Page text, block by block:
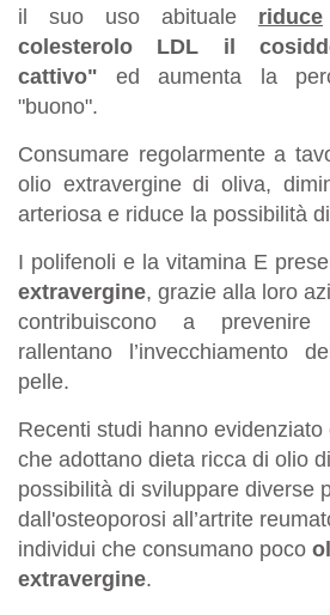
il suo uso abituale riduce
colesterolo LDL il
cattivo" ed aumenta la
"buono".
Consumare regolarmente a
olio extravergine di oliva,
arteriosa e riduce la possibilità
I polifenoli e la vitamina E
extravergine, grazie alla loro
contribuiscono a prevenire
rallentano l’invecchiamento
pelle.
Recenti studi hanno
che adottano dieta ricca di olio
possibilità di sviluppare diverse
dall'osteoporosi all’artrite
individui che consumano poco
extravergine.